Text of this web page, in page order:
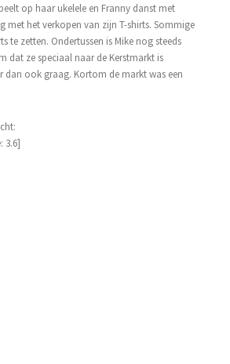
op haar ukelele en Franny danst met
met het verkopen van zijn T-shirts. Sommige
te zetten. Ondertussen is Mike nog steeds
dat ze speciaal naar de Kerstmarkt is
dan ook graag. Kortom de markt was een
3.6]